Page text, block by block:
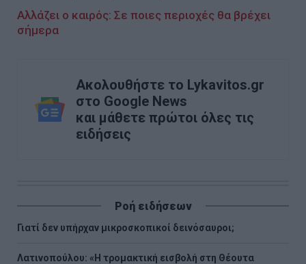
Αλλάζει ο καιρός: Σε ποιες περιοχές θα βρέχει
σήμερα
Ακολουθήστε το Lykavitos.gr
στο Google News
και μάθετε πρώτοι όλες τις
ειδήσεις
Ροή ειδήσεων
Γιατί δεν υπήρχαν μικροσκοπικοί δεινόσαυροι;
Λατινοπούλου: «Η τρομακτική εισβολή στη Θέουτα